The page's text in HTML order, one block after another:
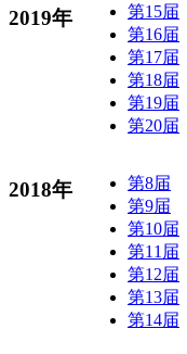
2019年
第15届
第16届
第17届
第18届
第19届
第20届
2018年
第8届
第9届
第10届
第11届
第12届
第13届
第14届